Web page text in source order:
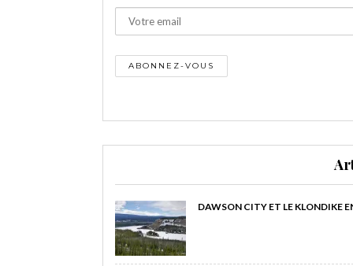
DAWSON CITY ET LE KLONDIKE